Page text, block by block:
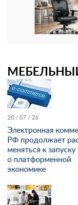
20 / 07 / 26
Электронная
РФ продолжает
меняться к запуску
о платформенной
экономике